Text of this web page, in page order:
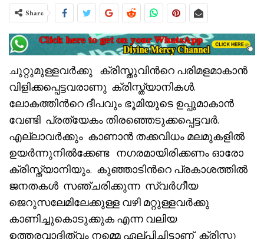
Share
ചുറ്റുമുള്ളവർക്കു ക്രിസ്തുവിൻറെ പരിമളമാകാൻ
വിളിക്കപ്പെട്ടവരാണു ക്രിസ്ത്യാനികൾ.
ലോകത്തിൻറെ ദീപവും ഭൂമിയുടെ ഉപ്പുമാകാൻ
വേണ്ടി പ്രത്യേകം തിരഞ്ഞെടുക്കപ്പെട്ടവർ.
എല്ലാവർക്കും കാണാൻ തക്കവിധം മലമുകളിൽ
ഉയർന്നുനിൽക്കേണ്ട നഗരമായിരിക്കണം ഓരോ
ക്രിസ്ത്യാനിയും. കുഞ്ഞാടിൻറെ പ്രകാശത്തിൽ
ജനതകൾ സഞ്ചരിക്കുന്ന സ്വർഗീയ
ജെറുസലേമിലേക്കുള്ള വഴി മറ്റുള്ളവർക്കു
കാണിച്ചുകൊടുക്കുക എന്ന വലിയ
ഉത്തരവാദിത്വം നമ്മെ ഏല്പിച്ചിട്ടാണ് ക്രിസ്തു